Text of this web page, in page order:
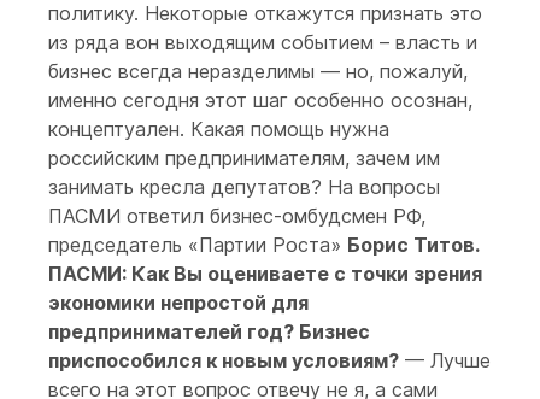
политику. Некоторые откажутся признать это
из ряда вон выходящим событием – власть и
бизнес всегда неразделимы — но, пожалуй,
именно сегодня этот шаг особенно осознан,
концептуален. Какая помощь нужна
российским предпринимателям, зачем им
занимать кресла депутатов? На вопросы
ПАСМИ ответил бизнес-омбудсмен РФ,
председатель «Партии Роста» Борис Титов.
ПАСМИ: Как Вы оцениваете с точки зрения
экономики непростой для
предпринимателей год? Бизнес
приспособился к новым условиям? — Лучше
всего на этот вопрос отвечу не я, а сами